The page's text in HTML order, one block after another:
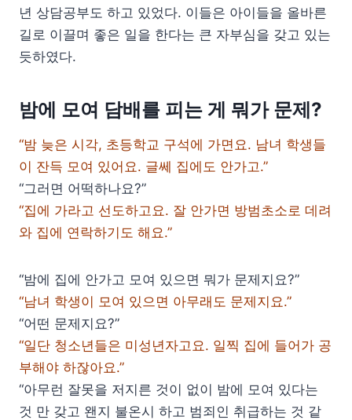
년 상담공부도 하고 있었다. 이들은 아이들을 올바른
길로 이끌며 좋은 일을 한다는 큰 자부심을 갖고 있는
듯하였다.
밤에 모여 담배를 피는 게 뭐가 문제?
“밤 늦은 시각, 초등학교 구석에 가면요. 남녀 학생들
이 잔득 모여 있어요. 글쎄 집에도 안가고.”
“그러면 어떡하나요?”
“집에 가라고 선도하고요. 잘 안가면 방범초소로 데려
와 집에 연락하기도 해요.”
“밤에 집에 안가고 모여 있으면 뭐가 문제지요?”
“남녀 학생이 모여 있으면 아무래도 문제지요.”
“어떤 문제지요?”
“일단 청소년들은 미성년자고요. 일찍 집에 들어가 공
부해야 하잖아요.”
“아무런 잘못을 저지른 것이 없이 밤에 모여 있다는
것 만 갖고 왠지 불온시 하고 범죄인 취급하는 것 같